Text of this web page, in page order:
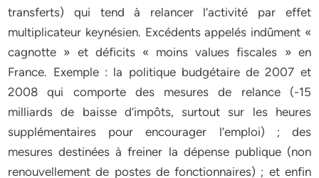
transferts) qui tend à relancer l’activité par effet
multiplicateur keynésien. Excédents appelés indûment «
cagnotte » et déficits « moins values fiscales » en
France. Exemple : la politique budgétaire de 2007 et
2008 qui comporte des mesures de relance (-15
milliards de baisse d’impôts, surtout sur les heures
supplémentaires pour encourager l’emploi) ; des
mesures destinées à freiner la dépense publique (non
renouvellement de postes de fonctionnaires) ; et enfin